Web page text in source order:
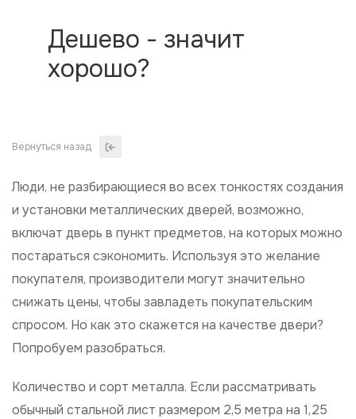
Дешево - значит
хорошо?
Люди, не разбирающиеся во всех тонкостях создания
и установки металлических дверей, возможно,
включат дверь в пункт предметов, на которых можно
постараться сэкономить. Используя это желание
покупателя, производители могут значительно
снижать цены, чтобы завладеть покупательским
спросом. Но как это скажется на качестве двери?
Попробуем разобраться.
Количество и сорт металла. Если рассматривать
обычный стальной лист размером 2,5 метра на 1,25